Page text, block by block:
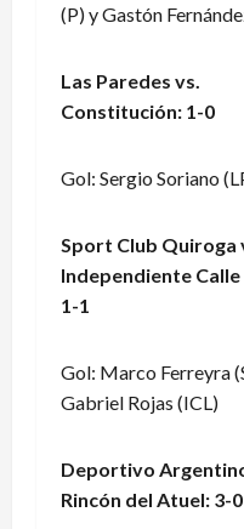
(P) y Gastón
Las Paredes vs.
Constitución: 1-0
Gol: Sergio Soriano
Sport Club Quiroga
Independiente
1-1
Gol: Marco Ferreyra
Gabriel Rojas (ICL)
Deportivo
Rincón del Atuel: 3-0